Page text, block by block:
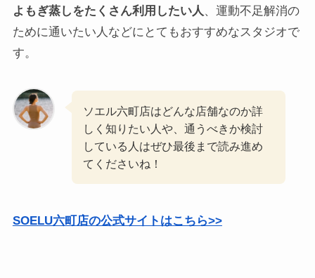
よもぎ蒸しをたくさん利用したい人、運動不足解消の
ために通いたい人などにとてもおすすめなスタジオで
す。
ソエル六町店はどんな店舗なのか詳
しく知りたい人や、通うべきか検討
している人はぜひ最後まで読み進め
てくださいね！
SOELU六町店の公式サイトはこちら>>